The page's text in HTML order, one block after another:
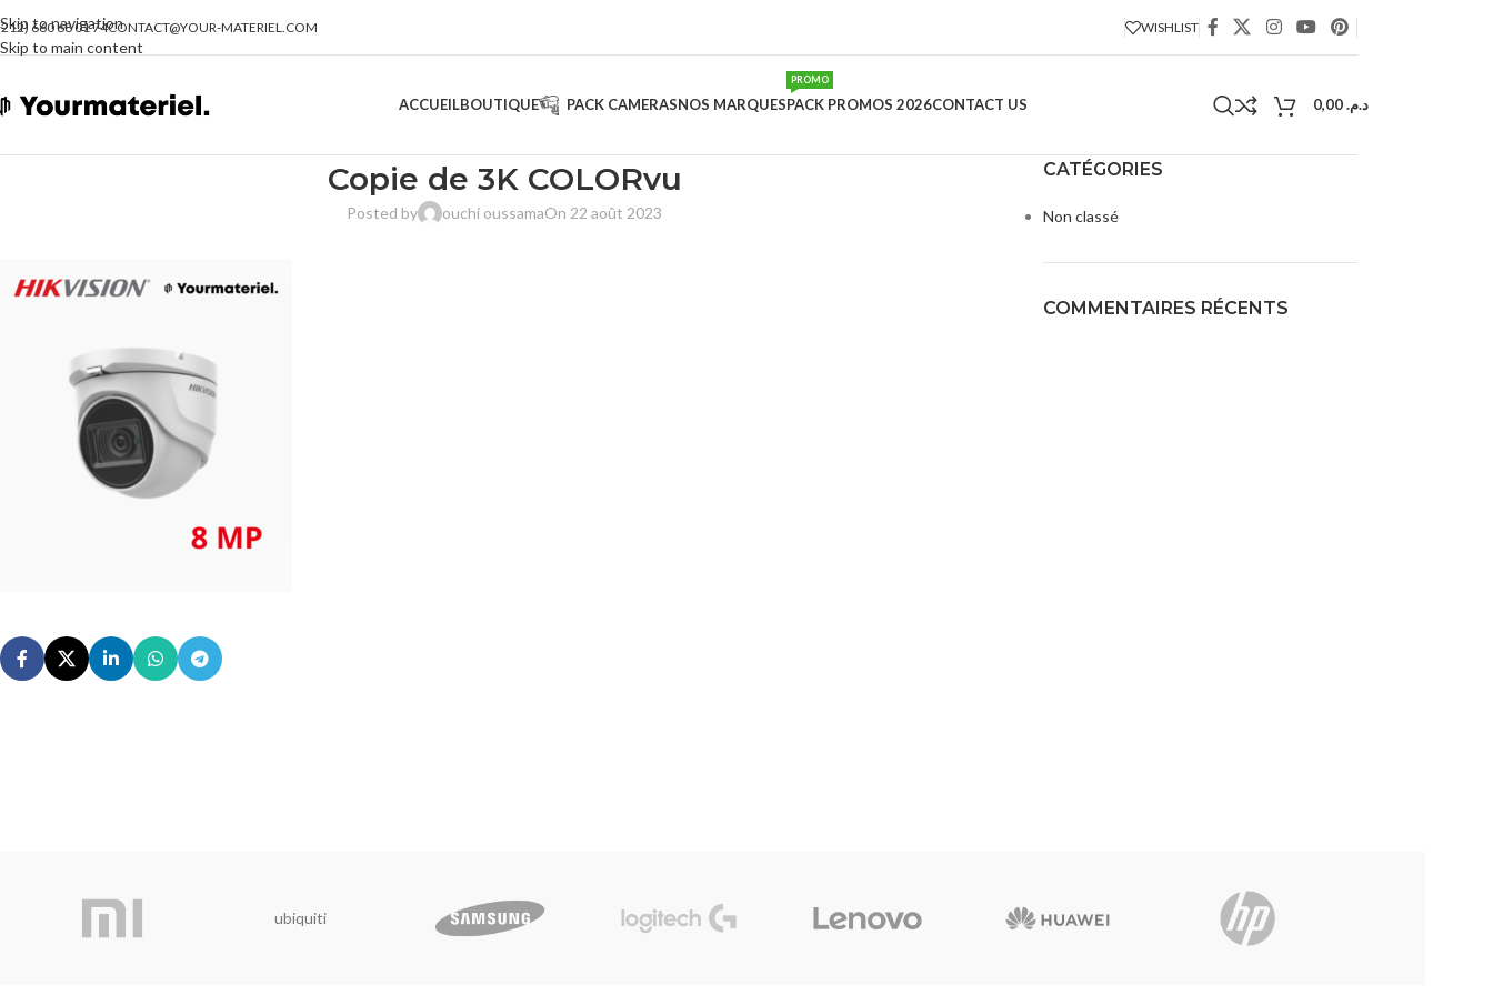
Skip to navigation
Skip to main content
660 68 01 74CONTACT@YOUR-MATERIEL.COM WISHLIST
ACCUEILBOUTIQUE PACK CAMERASNOS MARQUESPACK PROMOS 2026
PROMO
CONTACT US د.م.
Copie de 3K COLORvu
Posted by ouchi oussamaOn 22 août 2023
CATÉGORIES
Non classé
COMMENTAIRES RÉCENTS
ubiquiti